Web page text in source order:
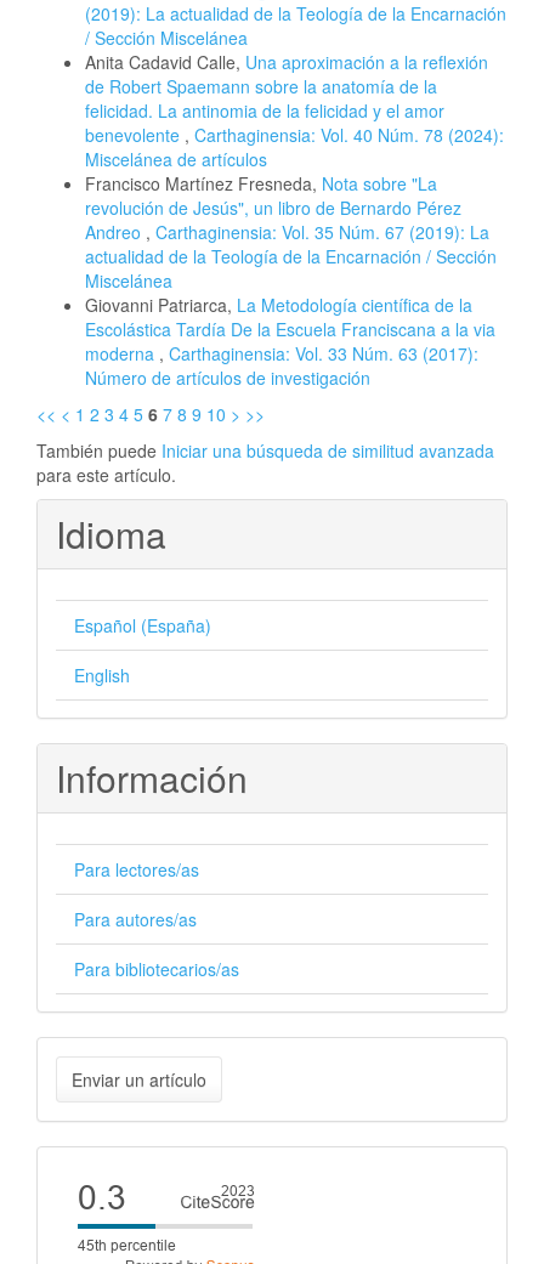
(2019): La actualidad de la Teología de la Encarnación
/ Sección Miscelánea
Anita Cadavid Calle, Una aproximación a la reflexión
de Robert Spaemann sobre la anatomía de la
felicidad. La antinomia de la felicidad y el amor
benevolente , Carthaginensia: Vol. 40 Núm. 78 (2024):
Miscelánea de artículos
Francisco Martínez Fresneda, Nota sobre "La
revolución de Jesús", un libro de Bernardo Pérez
Andreo , Carthaginensia: Vol. 35 Núm. 67 (2019): La
actualidad de la Teología de la Encarnación / Sección
Miscelánea
Giovanni Patriarca, La Metodología científica de la
Escolástica Tardía De la Escuela Franciscana a la via
moderna , Carthaginensia: Vol. 33 Núm. 63 (2017):
Número de artículos de investigación
<< < 1 2 3 4 5 6 7 8 9 10 > >>
También puede Iniciar una búsqueda de similitud avanzada
para este artículo.
Idioma
Español (España)
English
Información
Para lectores/as
Para autores/as
Para bibliotecarios/as
Enviar
un
artículo
Enviar un artículo
Cite
score